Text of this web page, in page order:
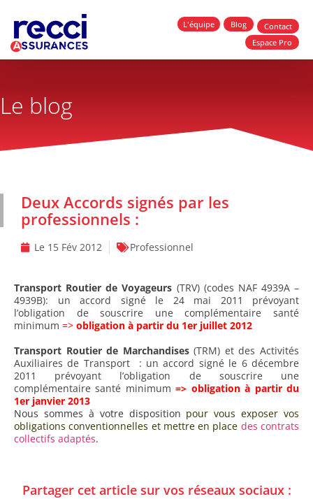
L'équipe Blog
Contact
Espace Pro
Le blog
Deux Accords signés par les
professionnels :
Le 15 Fév 2012 Professionnel
Transport Routier de Voyageurs (TRV) (codes NAF 4939A –
4939B): un accord signé le 24 mai 2011 prévoyant
l’obligation de souscrire une complémentaire santé
minimum => obligation à partir du 1er juillet 2012
Transport Routier de Marchandises(TRM) et des Activités
Auxiliaires de Transport : un accord signé le 6 décembre
2011 prévoyant l’obligation de souscrire une
complémentaire santé minimum=> obligation à partir du
1er janvier 2013
Nous sommes à votre disposition pour vous exposer vos
obligations conventionnelles et mettre en place des contrats
collectifs adaptés.
Partager cet article sur vos réseaux sociaux :